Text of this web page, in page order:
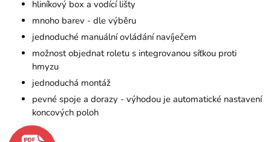
hliníkový box a vodící lišty
mnoho barev - dle výběru
jednoduché manuální ovládání navíječem
možnost objednat roletu s integrovanou síťkou proti
hmyzu
jednoduchá montáž
pevné spoje a dorazy - výhodou je automatické nastavení
koncových poloh